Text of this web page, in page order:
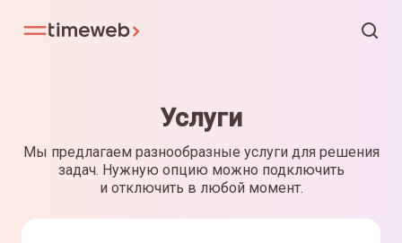
Услуги
Мы предлагаем разнообразные услуги для решения
задач. Нужную опцию можно подключить
и отключить в любой момент.